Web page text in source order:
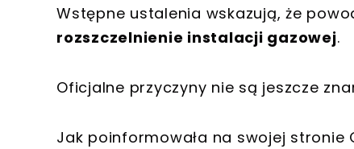
Wstępne ustalenia wskazują, że
rozszczelnienie instalacji gazowej.
Oficjalne przyczyny nie są jeszcze
Jak poinformowała na swojej stronie